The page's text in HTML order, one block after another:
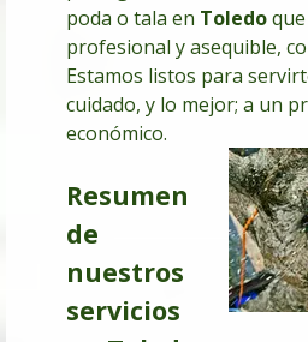
poda o tala en Toledo
profesional y asequible,
Estamos listos para
cuidado, y lo mejor; a un
económico.
Resumen
de
nuestros
servicios